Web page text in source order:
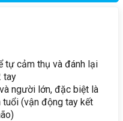
tự cảm thụ và đánh lại
tay
người lớn, đặc biệt là
(vận động tay kết